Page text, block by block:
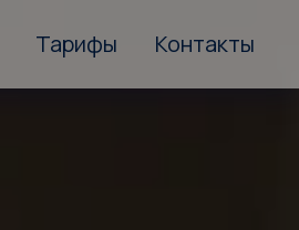
Тарифы Контакты